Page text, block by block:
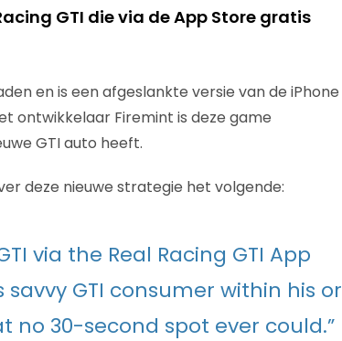
GTI die via de App Store gratis
en is een afgeslankte versie van de iPhone
ontwikkelaar Firemint is deze game
GTI auto heeft.
deze nieuwe strategie het volgende:
via the Real Racing GTI App
GTI consumer within his or
no 30-second spot ever could.”